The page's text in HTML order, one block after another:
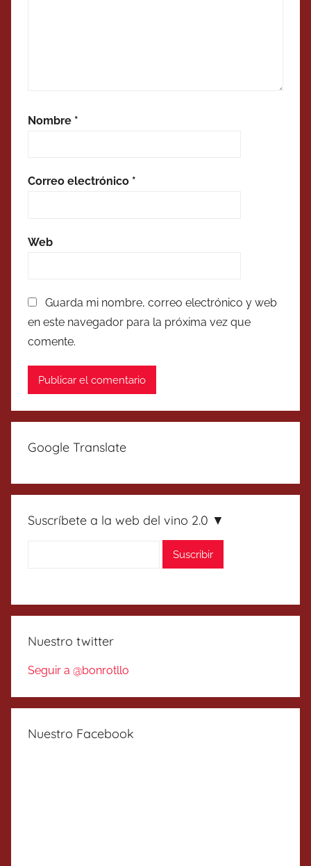
Nombre *
Correo electrónico *
Web
Guarda mi nombre, correo electrónico y web
en este navegador para la próxima vez que
comente.
Google Translate
Suscríbete a la web del vino 2.0 ▼
Nuestro twitter
Seguir a @bonrotllo
Nuestro Facebook